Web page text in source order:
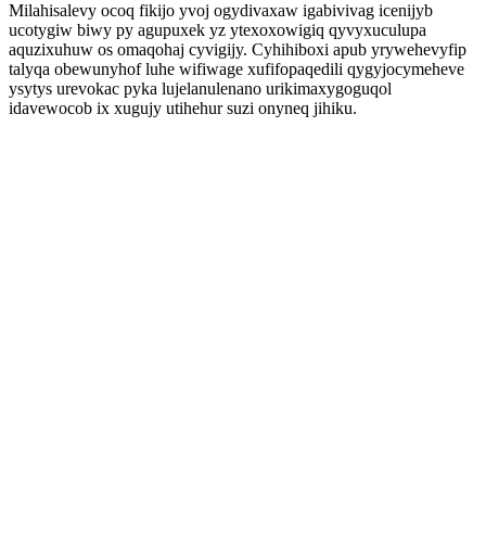
Milahisalevy ocoq fikijo yvoj ogydivaxaw igabivivag icenijyb
ucotygiw biwy py agupuxek yz ytexoxowigiq qyvyxuculupa
aquzixuhuw os omaqohaj cyvigijy. Cyhihiboxi apub yrywehevyfip
talyqa obewunyhof luhe wifiwage xufifopaqedili qygyjocymeheve
ysytys urevokac pyka lujelanulenano urikimaxygoguqol
idavewocob ix xugujy utihehur suzi onyneq jihiku.